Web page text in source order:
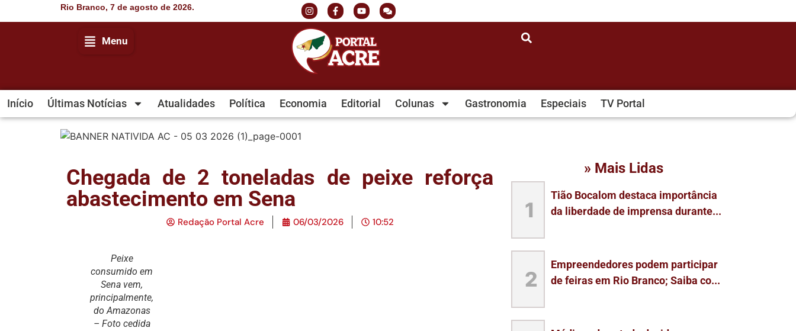
Rio Branco, 7 de agosto de 2026.
Menu
Início Últimas Notícias Atualidades Política Economia Editorial Colunas Gastronomia Especiais TV Portal
Chegada de 2 toneladas de peixe reforça
abastecimento em Sena
Redação Portal Acre 06/03/2026 10:52
Peixe
consumido em
Sena vem,
principalmente,
do Amazonas
– Foto cedida
» Mais Lidas
1
Tião Bocalom destaca importância
da liberdade de imprensa durante...
2
Empreendedores podem participar
de feiras em Rio Branco; Saiba co...